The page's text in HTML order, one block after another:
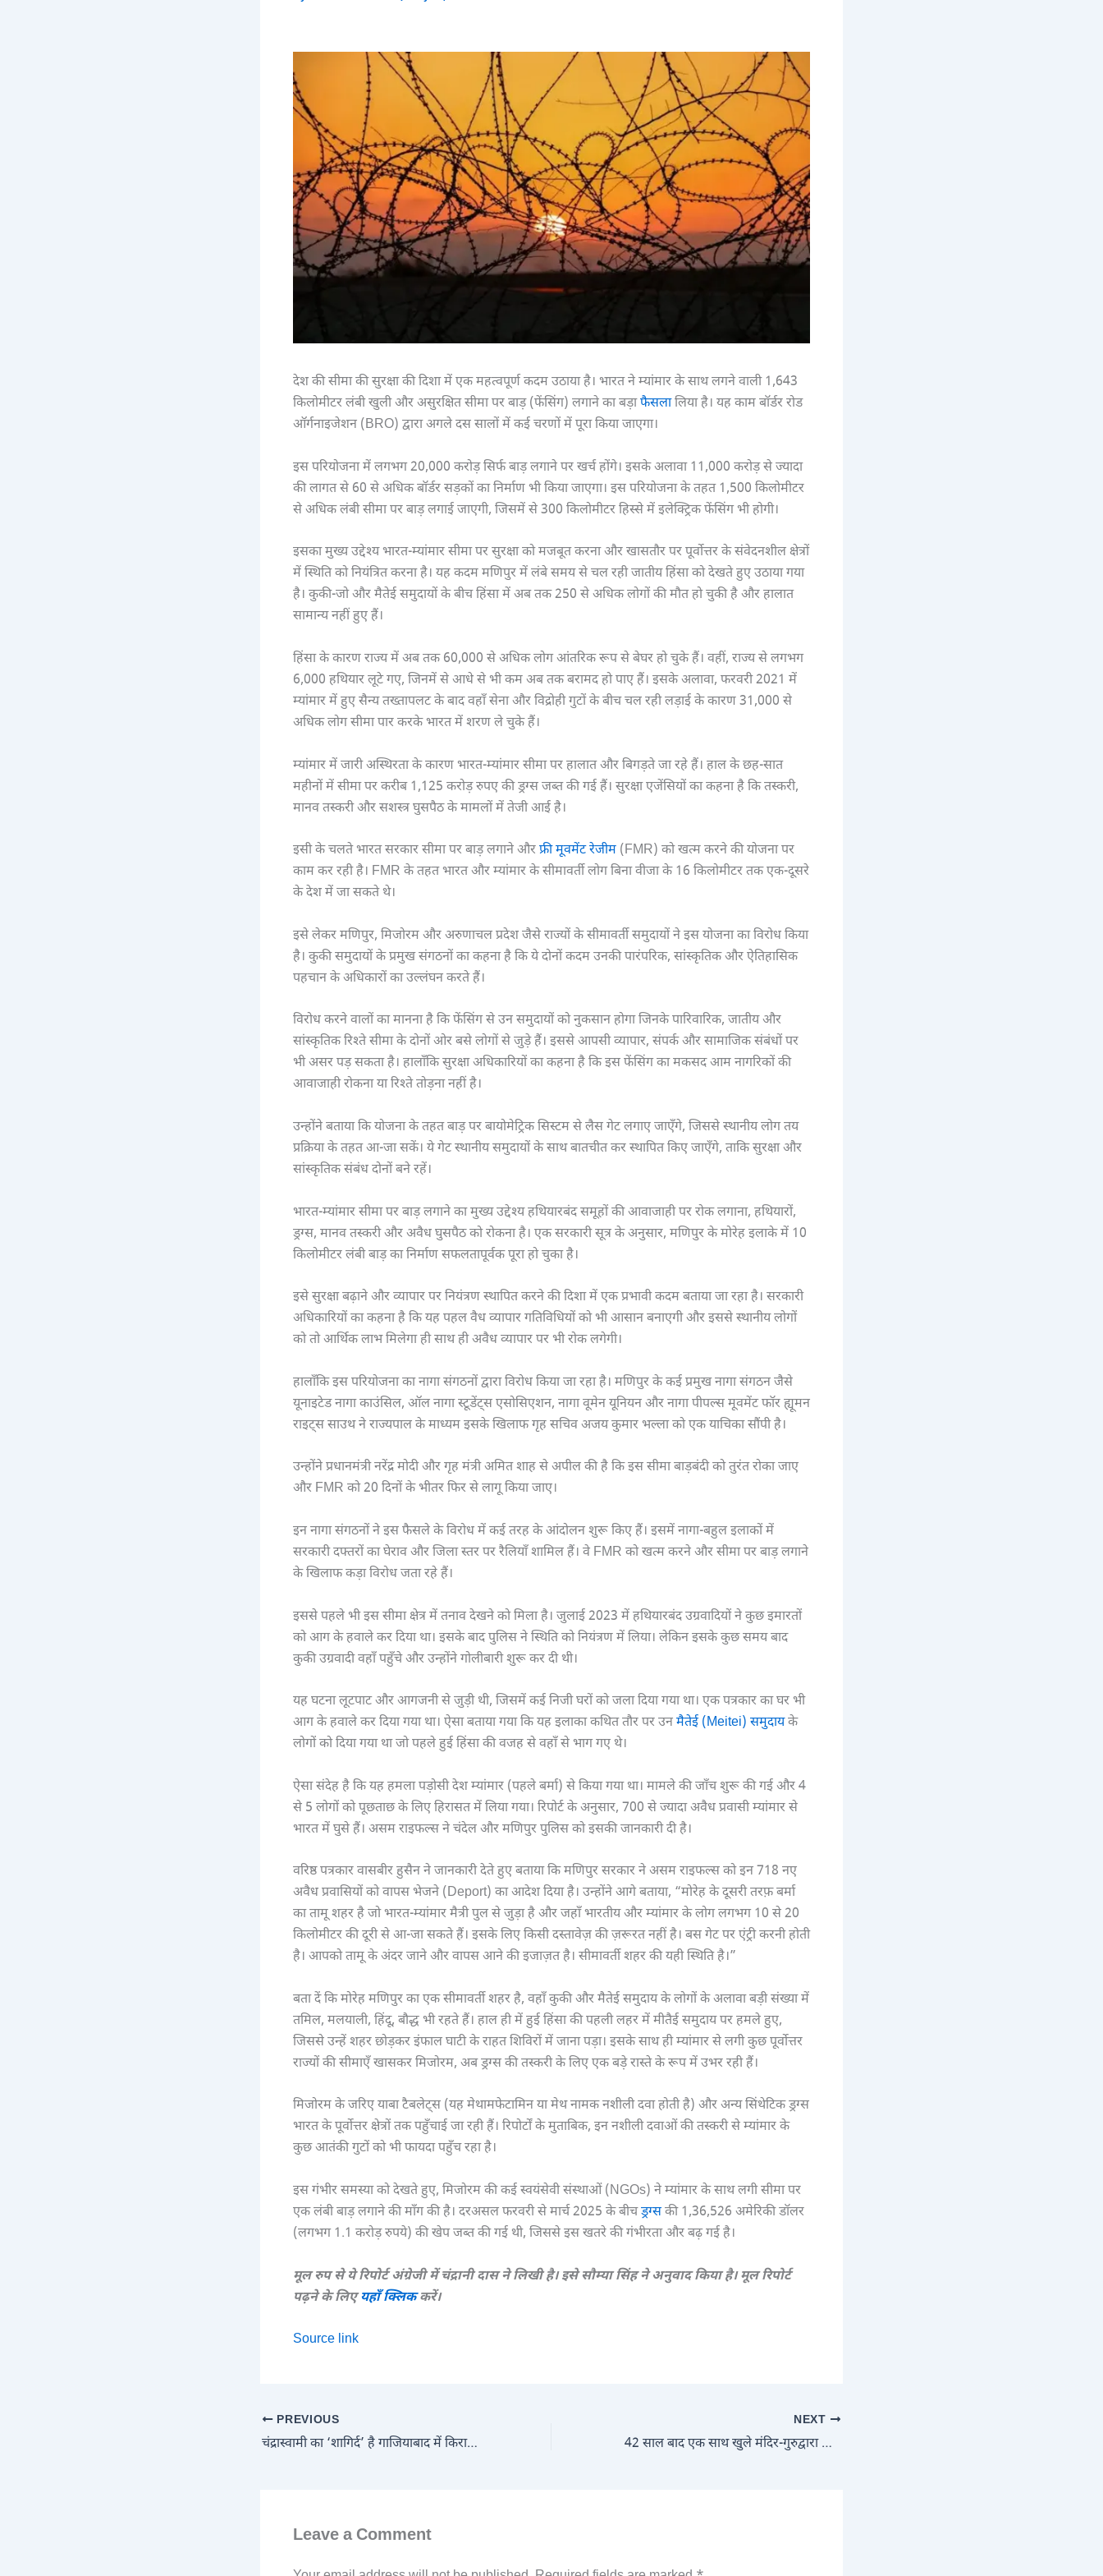
देश की सीमा की सुरक्षा की दिशा में एक महत्वपूर्ण कदम उठाया है। भारत ने म्यांमार के साथ लगने वाली 1,643
किलोमीटर लंबी खुली और असुरक्षित सीमा पर बाड़ (फेंसिंग) लगाने का बड़ाफैसलालिया है। यह काम बॉर्डर रोड
ऑर्गनाइजेशन (BRO) द्वारा अगले दस सालों में कई चरणों में पूरा किया जाएगा।
इस परियोजना में लगभग 20,000 करोड़ सिर्फ बाड़ लगाने पर खर्च होंगे। इसके अलावा 11,000 करोड़ से ज्यादा
की लागत से 60 से अधिक बॉर्डर सड़कों का निर्माण भी किया जाएगा। इस परियोजना के तहत 1,500 किलोमीटर
से अधिक लंबी सीमा पर बाड़ लगाई जाएगी, जिसमें से 300 किलोमीटर हिस्से में इलेक्ट्रिक फेंसिंग भी होगी।
इसका मुख्य उद्देश्य भारत-म्यांमार सीमा पर सुरक्षा को मजबूत करना और खासतौर पर पूर्वोत्तर के संवेदनशील क्षेत्रों
में स्थिति को नियंत्रित करना है। यह कदम मणिपुर में लंबे समय से चल रही जातीय हिंसा को देखते हुए उठाया गया
है। कुकी-जो और मैतेई समुदायों के बीच हिंसा में अब तक 250 से अधिक लोगों की मौत हो चुकी है और हालात
सामान्य नहीं हुए हैं।
हिंसा के कारण राज्य में अब तक 60,000 से अधिक लोग आंतरिक रूप से बेघर हो चुके हैं। वहीं, राज्य से लगभग
6,000 हथियार लूटे गए, जिनमें से आधे से भी कम अब तक बरामद हो पाए हैं। इसके अलावा, फरवरी 2021 में
म्यांमार में हुए सैन्य तख्तापलट के बाद वहाँ सेना और विद्रोही गुटों के बीच चल रही लड़ाई के कारण 31,000 से
अधिक लोग सीमा पार करके भारत में शरण ले चुके हैं।
म्यांमार में जारी अस्थिरता के कारण भारत-म्यांमार सीमा पर हालात और बिगड़ते जा रहे हैं। हाल के छह-सात
महीनों में सीमा पर करीब 1,125 करोड़ रुपए की ड्रग्स जब्त की गई हैं। सुरक्षा एजेंसियों का कहना है कि तस्करी,
मानव तस्करी और सशस्त्र घुसपैठ के मामलों में तेजी आई है।
इसी के चलते भारत सरकार सीमा पर बाड़ लगाने औरफ्री मूवमेंट रेजीम (FMR) को खत्म करने की योजना पर
काम कर रही है। FMR के तहत भारत और म्यांमार के सीमावर्ती लोग बिना वीजा के 16 किलोमीटर तक एक-दूसरे
के देश में जा सकते थे।
इसे लेकर मणिपुर, मिजोरम और अरुणाचल प्रदेश जैसे राज्यों के सीमावर्ती समुदायों ने इस योजना का विरोध किया
है। कुकी समुदायों के प्रमुख संगठनों का कहना है कि ये दोनों कदम उनकी पारंपरिक, सांस्कृतिक और ऐतिहासिक
पहचान के अधिकारों का उल्लंघन करते हैं।
विरोध करने वालों का मानना है कि फेंसिंग से उन समुदायों को नुकसान होगा जिनके पारिवारिक, जातीय और
सांस्कृतिक रिश्ते सीमा के दोनों ओर बसे लोगों से जुड़े हैं। इससे आपसी व्यापार, संपर्क और सामाजिक संबंधों पर
भी असर पड़ सकता है। हालाँकि सुरक्षा अधिकारियों का कहना है कि इस फेंसिंग का मकसद आम नागरिकों की
आवाजाही रोकना या रिश्ते तोड़ना नहीं है।
उन्होंने बताया कि योजना के तहत बाड़ पर बायोमेट्रिक सिस्टम से लैस गेट लगाए जाएँगे, जिससे स्थानीय लोग तय
प्रक्रिया के तहत आ-जा सकें। ये गेट स्थानीय समुदायों के साथ बातचीत कर स्थापित किए जाएँगे, ताकि सुरक्षा और
सांस्कृतिक संबंध दोनों बने रहें।
भारत-म्यांमार सीमा पर बाड़ लगाने का मुख्य उद्देश्य हथियारबंद समूहों की आवाजाही पर रोक लगाना, हथियारों,
ड्रग्स, मानव तस्करी और अवैध घुसपैठ को रोकना है। एक सरकारी सूत्र के अनुसार, मणिपुर के मोरेह इलाके में 10
किलोमीटर लंबी बाड़ का निर्माण सफलतापूर्वक पूरा हो चुका है।
इसे सुरक्षा बढ़ाने और व्यापार पर नियंत्रण स्थापित करने की दिशा में एक प्रभावी कदम बताया जा रहा है। सरकारी
अधिकारियों का कहना है कि यह पहल वैध व्यापार गतिविधियों को भी आसान बनाएगी और इससे स्थानीय लोगों
को तो आर्थिक लाभ मिलेगा ही साथ ही अवैध व्यापार पर भी रोक लगेगी।
हालाँकि इस परियोजना का नागा संगठनों द्वारा विरोध किया जा रहा है। मणिपुर के कई प्रमुख नागा संगठन जैसे
यूनाइटेड नागा काउंसिल, ऑल नागा स्टूडेंट्स एसोसिएशन, नागा वूमेन यूनियन और नागा पीपल्स मूवमेंट फॉर ह्यूमन
राइट्स साउथ ने राज्यपाल के माध्यम इसके खिलाफ गृह सचिव अजय कुमार भल्ला को एक याचिका सौंपी है।
उन्होंने प्रधानमंत्री नरेंद्र मोदी और गृह मंत्री अमित शाह से अपील की है कि इस सीमा बाड़बंदी को तुरंत रोका जाए
और FMR को 20 दिनों के भीतर फिर से लागू किया जाए।
इन नागा संगठनों ने इस फैसले के विरोध में कई तरह के आंदोलन शुरू किए हैं। इसमें नागा-बहुल इलाकों में
सरकारी दफ्तरों का घेराव और जिला स्तर पर रैलियाँ शामिल हैं। वे FMR को खत्म करने और सीमा पर बाड़ लगाने
के खिलाफ कड़ा विरोध जता रहे हैं।
इससे पहले भी इस सीमा क्षेत्र में तनाव देखने को मिला है। जुलाई 2023 में हथियारबंद उग्रवादियों ने कुछ इमारतों
को आग के हवाले कर दिया था। इसके बाद पुलिस ने स्थिति को नियंत्रण में लिया। लेकिन इसके कुछ समय बाद
कुकी उग्रवादी वहाँ पहुँचे और उन्होंने गोलीबारी शुरू कर दी थी।
यह घटना लूटपाट और आगजनी से जुड़ी थी, जिसमें कई निजी घरों को जला दिया गया था। एक पत्रकार का घर भी
आग के हवाले कर दिया गया था। ऐसा बताया गया कि यह इलाका कथित तौर पर उनमैतेई (Meitei) समुदायके
लोगों को दिया गया था जो पहले हुई हिंसा की वजह से वहाँ से भाग गए थे।
ऐसा संदेह है कि यह हमला पड़ोसी देश म्यांमार (पहले बर्मा) से किया गया था। मामले की जाँच शुरू की गई और 4
से 5 लोगों को पूछताछ के लिए हिरासत में लिया गया। रिपोर्ट के अनुसार, 700 से ज्यादा अवैध प्रवासी म्यांमार से
भारत में घुसे हैं। असम राइफल्स ने चंदेल और मणिपुर पुलिस को इसकी जानकारी दी है।
वरिष्ठ पत्रकार वासबीर हुसैन ने जानकारी देते हुए बताया कि मणिपुर सरकार ने असम राइफल्स को इन 718 नए
अवैध प्रवासियों को वापस भेजने (Deport) का आदेश दिया है। उन्होंने आगे बताया, “मोरेह के दूसरी तरफ़ बर्मा
का तामू शहर है जो भारत-म्यांमार मैत्री पुल से जुड़ा है और जहाँ भारतीय और म्यांमार के लोग लगभग 10 से 20
किलोमीटर की दूरी से आ-जा सकते हैं। इसके लिए किसी दस्तावेज़ की ज़रूरत नहीं है। बस गेट पर एंट्री करनी होती
है। आपको तामू के अंदर जाने और वापस आने की इजाज़त है। सीमावर्ती शहर की यही स्थिति है।”
बता दें कि मोरेह मणिपुर का एक सीमावर्ती शहर है, वहाँ कुकी और मैतेई समुदाय के लोगों के अलावा बड़ी संख्या में
तमिल, मलयाली, हिंदू, बौद्ध भी रहते हैं। हाल ही में हुई हिंसा की पहली लहर में मीतैई समुदाय पर हमले हुए,
जिससे उन्हें शहर छोड़कर इंफाल घाटी के राहत शिविरों में जाना पड़ा। इसके साथ ही म्यांमार से लगी कुछ पूर्वोत्तर
राज्यों की सीमाएँ खासकर मिजोरम, अब ड्रग्स की तस्करी के लिए एक बड़े रास्ते के रूप में उभर रही हैं।
मिजोरम के जरिए याबा टैबलेट्स (यह मेथामफेटामिन या मेथ नामक नशीली दवा होती है) और अन्य सिंथेटिक ड्रग्स
भारत के पूर्वोत्तर क्षेत्रों तक पहुँचाई जा रही हैं। रिपोर्टों के मुताबिक, इन नशीली दवाओं की तस्करी से म्यांमार के
कुछ आतंकी गुटों को भी फायदा पहुँच रहा है।
इस गंभीर समस्या को देखते हुए, मिजोरम की कई स्वयंसेवी संस्थाओं (NGOs) ने म्यांमार के साथ लगी सीमा पर
एक लंबी बाड़ लगाने की माँग की है। दरअसल फरवरी से मार्च 2025 के बीचड्रग्सकी 1,36,526 अमेरिकी डॉलर
(लगभग 1.1 करोड़ रुपये) की खेप जब्त की गई थी, जिससे इस खतरे की गंभीरता और बढ़ गई है।
मूल रुप से ये रिपोर्ट अंग्रेजी में चंद्रानी दास ने लिखी है। इसे सौम्या सिंह ने अनुवाद किया है। मूल रिपोर्ट
पढ़ने के लिएयहाँ क्लिककरें।
Source link
PREVIOUS
चंद्रास्वामी का ‘शागिर्द’ है गाजियाबाद में किराए की कोठी में दूतावास चलाने वाला हर्षवर्धन, इंटरनेशनल हथियार डीलरों से कनेक्शन: कभी दुबई में कंपनियाँ खोल करता था ठगी
NEXT
42 साल बाद एक साथ खुले मंदिर-गुरुद्वारा के द्वार, एकसाथ गूँजेगी ‘गुरुवाणी’ और ‘जय श्रीराम’: 1984 के दंगों में जड़ा गया था ताला, CM योगी और दोनो पक्षों की सुलह लाई रंग
Leave a Comment